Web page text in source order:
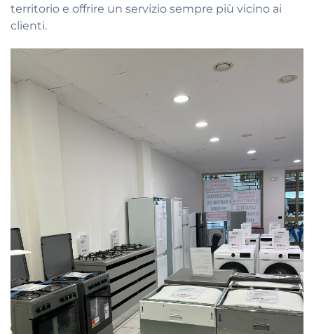
territorio e offrire un servizio sempre più vicino ai
clienti.